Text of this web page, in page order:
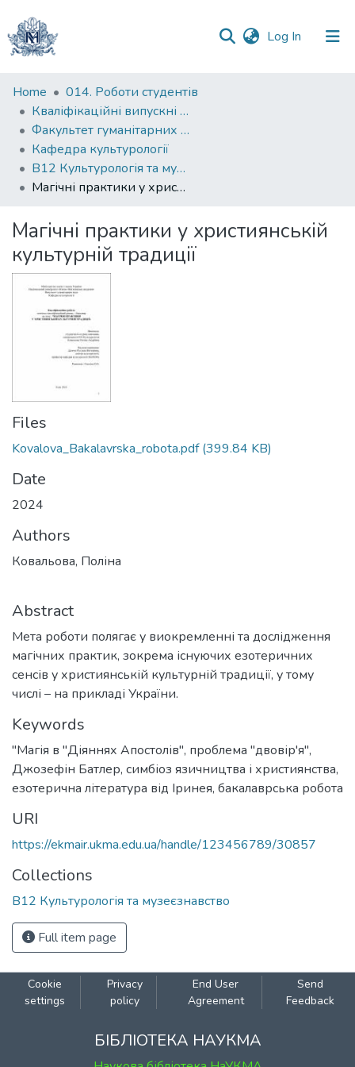
Log In (current)
Communities
&
Collections
All of DSpace
Home
014. Роботи студентів
Кваліфікаційні випускні роботи здобувачів вищої освіти бакалаврських програм
Факультет гуманітарних наук
Кафедра культурології
B12 Культурологія та музеєзнавство
Магічні практики у християнській культурній традиції
Магічні практики у християнській
культурній традиції
Files
Kovalova_Bakalavrska_robota.pdf(399.84 KB)
Date
2024
Authors
Ковальова, Поліна
Abstract
Мета роботи полягає у виокремленні та дослідження
магічних практик, зокрема існуючих езотеричних
сенсів у християнській культурній традиції, у тому
числі – на прикладі України.
Keywords
"Магія в "Діяннях Апостолів", проблема "двовір'я",
Джозефін Батлер, симбіоз язичництва і християнства,
езотерична література від Іринея, бакалаврська робота
URI
https://ekmair.ukma.edu.ua/handle/123456789/30857
Collections
B12 Культурологія та музеєзнавство
Full item page
Cookie
settings
Privacy
policy
End User
Agreement
Send
Feedback
БІБЛІОТЕКА НАУКМА